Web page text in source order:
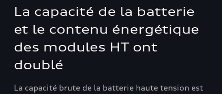
La capacité de la batterie
et le contenu énergétique
des modules HT ont
doublé
La capacité brute de la batterie haute tension est